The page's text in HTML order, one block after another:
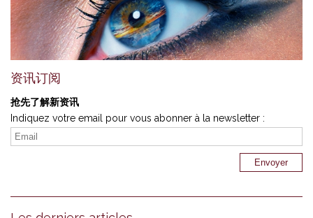
资讯订阅
抢先了解新资讯
Indiquez votre email pour vous abonner à la newsletter :